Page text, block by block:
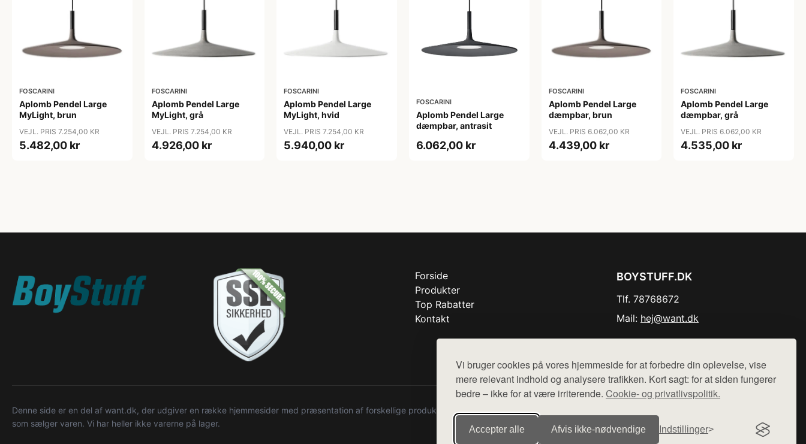
Vi bruger cookies på vores hjemmeside for at forbedre din oplevelse, vise
mere relevant indhold og analysere trafikken. Kort sagt: for at siden fungerer
bedre – ikke for at være irriterende. Cookie- og privatlivspolitik.
Accepter alle Afvis ikke‑nødvendige Indstillinger
FOSCARINI
Aplomb Pendel Large
MyLight, brun
VEJL. PRIS 7.254,00 KR
5.482,00 kr
FOSCARINI
Aplomb Pendel Large
MyLight, grå
VEJL. PRIS 7.254,00 KR
4.926,00 kr
FOSCARINI
Aplomb Pendel Large
MyLight, hvid
VEJL. PRIS 7.254,00 KR
5.940,00 kr
FOSCARINI
Aplomb Pendel Large
dæmpbar, antrasit
6.062,00 kr
FOSCARINI
Aplomb Pendel Large
dæmpbar, brun
VEJL. PRIS 6.062,00 KR
4.439,00 kr
FOSCARINI
Aplomb Pendel Large
dæmpbar, grå
VEJL. PRIS 6.062,00 KR
4.535,00 kr
Forside
Produkter
Top Rabatter
Kontakt
BOYSTUFF.DK
Tlf. 78768672
Mail: hej@want.dk
Denne side er en del af want.dk, der udgiver en række hjemmesider med præsentation af forskellige produkter fra diverse webshops. Der sælges ikke varer fra denne side - vi henviser til de shops,
som sælger varen. Vi har heller ikke varerne på lager.